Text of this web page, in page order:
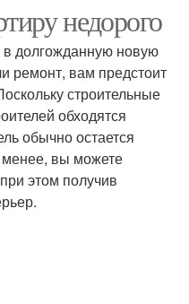
недорого
в долгожданную новую
ремонт, вам предстоит
строительные
обходятся
обычно остается
вы можете
этом получив